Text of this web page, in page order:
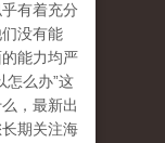
有着充分
没有能
能力均严
怎么办”这
，最新出
期关注海